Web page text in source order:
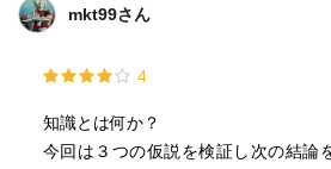
mkt99さん
4
知識とは何か？
今回は３つの仮説を検証し次の結論